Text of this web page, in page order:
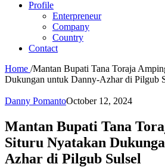
Profile
Enterpreneur
Company
Country
Contact
Home /Mantan Bupati Tana Toraja
Dukungan untuk Danny-Azhar di Pilgub
Danny PomantoOctober 12, 2024
Mantan Bupati Tana
Situru Nyatakan
Azhar di Pilgub Sulsel